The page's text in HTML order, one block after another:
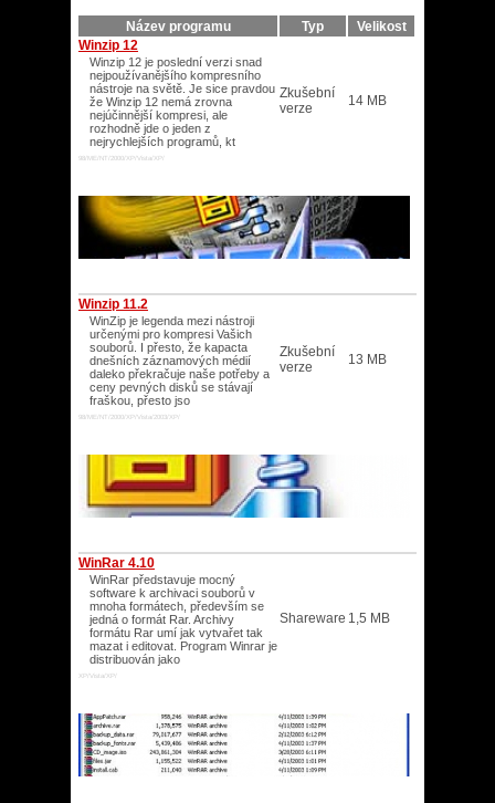
Název programu Typ
Velikost
Winzip 12
Winzip 12 je poslední verzi snad
nejpoužívanějšího kompresního
nástroje na světě. Je sice pravdou
že Winzip 12 nemá zrovna
nejúčinnější kompresi, ale
rozhodně jde o jeden z
nejrychlejších programů, kt
98/ME/NT/2000/XP/Vista/XP/
Zkušební
verze
14 MB
Winzip 11.2
WinZip je legenda mezi nástroji
určenými pro kompresi Vašich
souborů. I přesto, že kapacta
dnešních záznamových médií
daleko překračuje naše potřeby a
ceny pevných disků se stávají
fraškou, přesto jso
98/ME/NT/2000/XP/Vista/2003/XP/
Zkušební
verze
13 MB
WinRar 4.10
WinRar představuje mocný
software k archivaci souborů v
mnoha formátech, především se
jedná o formát Rar. Archivy
formátu Rar umí jak vytvařet tak
mazat i editovat. Program Winrar je
distribuován jako
XP/Vista/XP/
Shareware 1,5 MB